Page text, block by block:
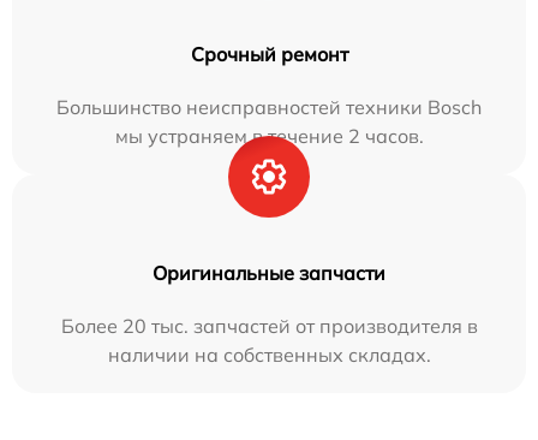
Срочный ремонт
Большинство неисправностей техники Bosch
мы устраняем в течение 2 часов.
Оригинальные запчасти
Более 20 тыс. запчастей от производителя в
наличии на собственных складах.